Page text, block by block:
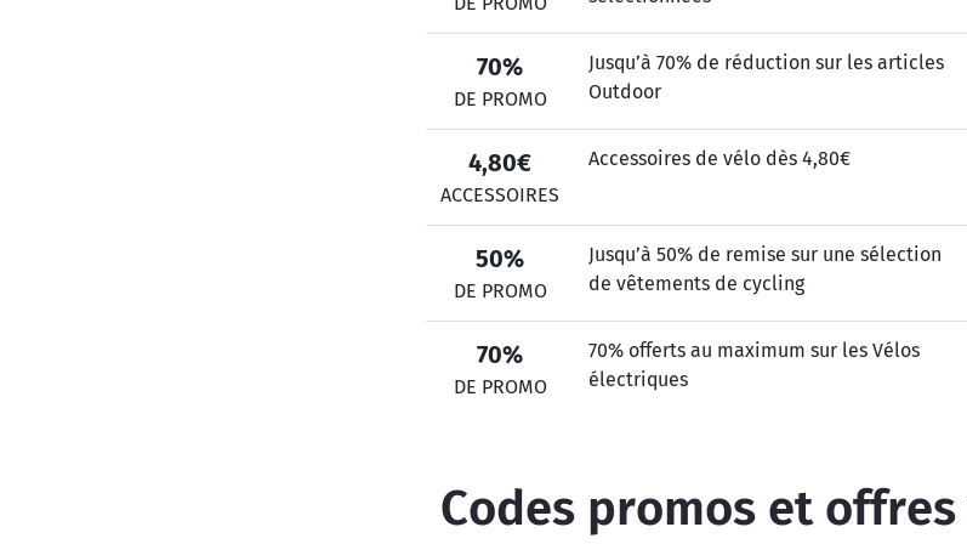
70%
DE PROMO
Jusqu’à 70% de réduction sur les articles
Outdoor
4,80€
ACCESSOIRES
Accessoires de vélo dès 4,80€
50%
DE PROMO
Jusqu’à 50% de remise sur une sélection
de vêtements de cycling
70%
DE PROMO
70% offerts au maximum sur les Vélos
électriques
Codes promos et